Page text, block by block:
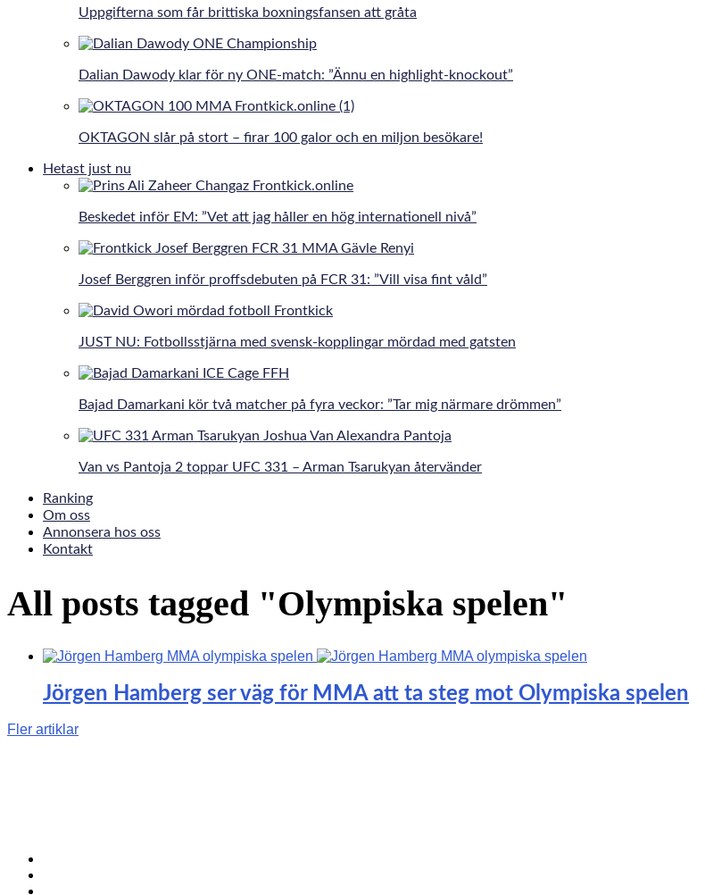
Uppgifterna som får brittiska boxningsfansen att gråta
Dalian Dawody klar för ny ONE-match: ”Ännu en highlight-knockout”
OKTAGON slår på stort – firar 100 galor och en miljon besökare!
Hetast just nu
Beskedet inför EM: ”Vet att jag håller en hög internationell nivå”
Josef Berggren inför proffsdebuten på FCR 31: ”Vill visa fint våld”
JUST NU: Fotbollsstjärna med svensk-kopplingar mördad med gatsten
Bajad Damarkani kör två matcher på fyra veckor: ”Tar mig närmare drömmen”
Van vs Pantoja 2 toppar UFC 331 – Arman Tsarukyan återvänder
Ranking
Om oss
Annonsera hos oss
Kontakt
All posts tagged "Olympiska spelen"
Jörgen Hamberg ser väg för MMA att ta steg mot Olympiska spelen
Fler artiklar